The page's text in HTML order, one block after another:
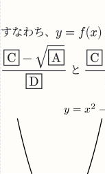
すなわち、
と